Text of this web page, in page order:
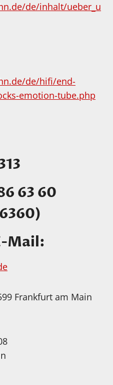
de/inhalt/ueber_u
de/hifi/end-
emotion-tube.php
63 60
Mail:
Frankfurt am Main